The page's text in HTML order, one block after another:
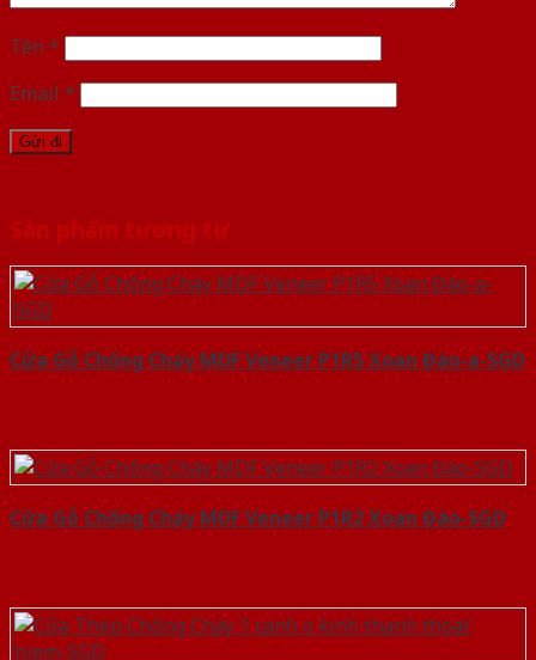
Tên *
Email *
Sản phẩm tương tự
Cửa Gỗ Chống Cháy MDF Veneer P1R5 Xoan Đào-a-SGD
Cửa Gỗ Chống Cháy MDF Veneer P1R2 Xoan Đào-SGD